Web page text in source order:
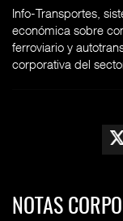
Info-Transportes,
económica sobre
ferroviario y
corporativa del
NOTAS